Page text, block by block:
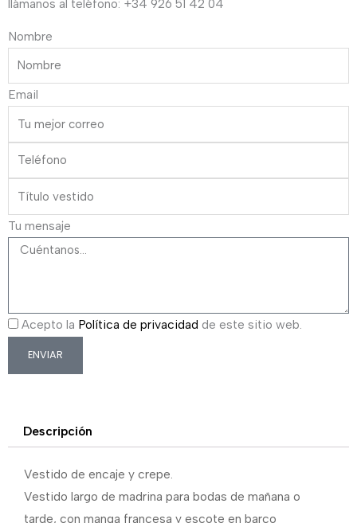
llámanos al teléfono: +34 926 51 42 04
Nombre
Email
Tu mensaje
Acepto la Política de privacidad de este sitio web.
ENVIAR
Descripción
Vestido de encaje y crepe.
Vestido largo de madrina para bodas de mañana o
tarde, con manga francesa y escote en barco